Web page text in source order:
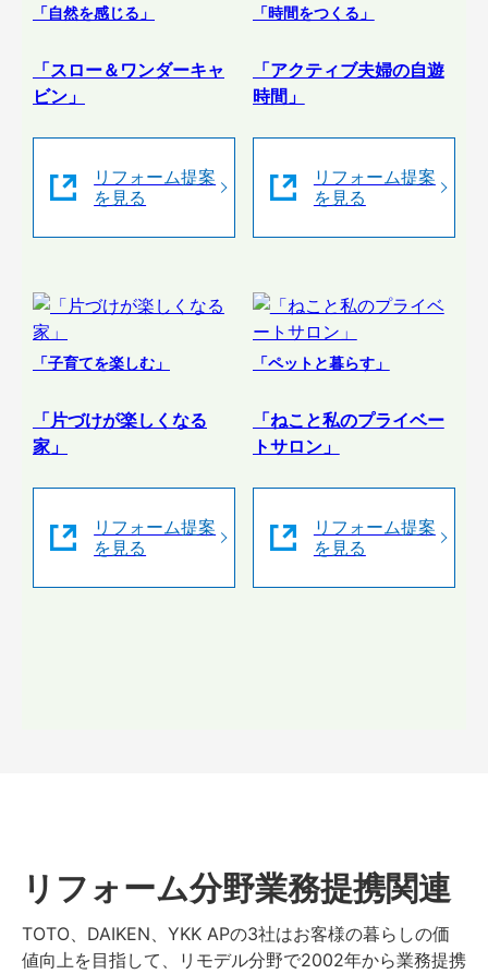
「自然を感じる」
「スロー＆ワンダーキャ
ビン」
リフォーム提案
を見る
「時間をつくる」
「アクティブ夫婦の自遊
時間」
リフォーム提案
を見る
「子育てを楽しむ」
「片づけが楽しくなる
家」
リフォーム提案
を見る
「ペットと暮らす」
「ねこと私のプライベー
トサロン」
リフォーム提案
を見る
リフォーム分野業務提携関連
TOTO、DAIKEN、YKK APの3社はお客様の暮らしの価
値向上を目指して、リモデル分野で2002年から業務提携